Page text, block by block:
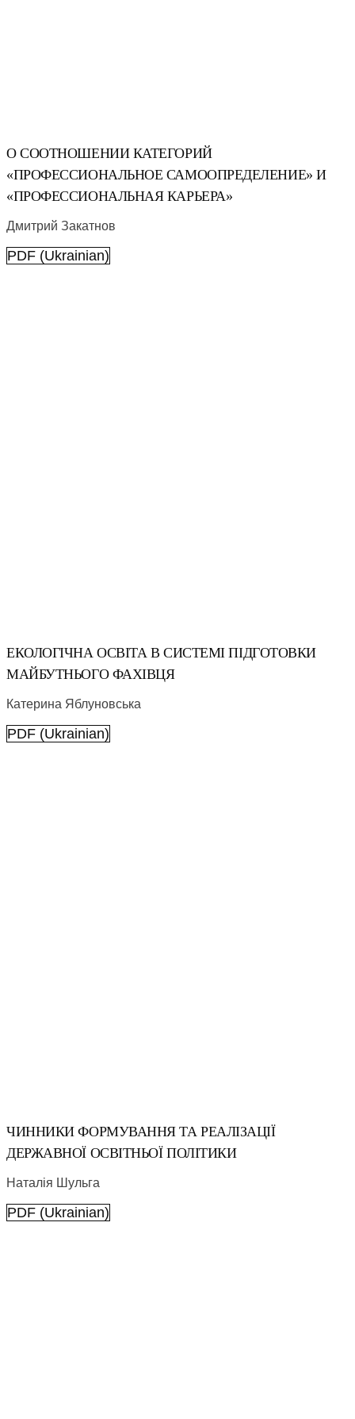
О СООТНОШЕНИИ КАТЕГОРИЙ
«ПРОФЕССИОНАЛЬНОЕ САМООПРЕДЕЛЕНИЕ» И
«ПРОФЕССИОНАЛЬНАЯ КАРЬЕРА»
Дмитрий Закатнов
PDF (Ukrainian)
ЕКОЛОГІЧНА ОСВІТА В СИСТЕМІ ПІДГОТОВКИ
МАЙБУТНЬОГО ФАХІВЦЯ
Катерина Яблуновська
PDF (Ukrainian)
ЧИННИКИ ФОРМУВАННЯ ТА РЕАЛІЗАЦІЇ
ДЕРЖАВНОЇ ОСВІТНЬОЇ ПОЛІТИКИ
Наталія Шульга
PDF (Ukrainian)